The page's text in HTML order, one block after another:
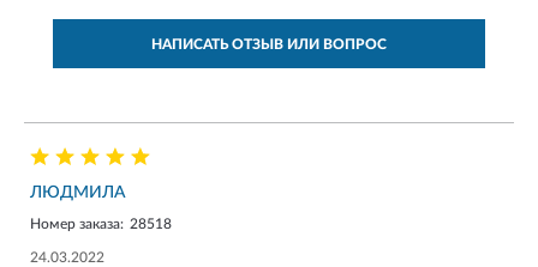
НАПИСАТЬ ОТЗЫВ ИЛИ ВОПРОС
ЛЮДМИЛА
Номер заказа: 28518
24.03.2022